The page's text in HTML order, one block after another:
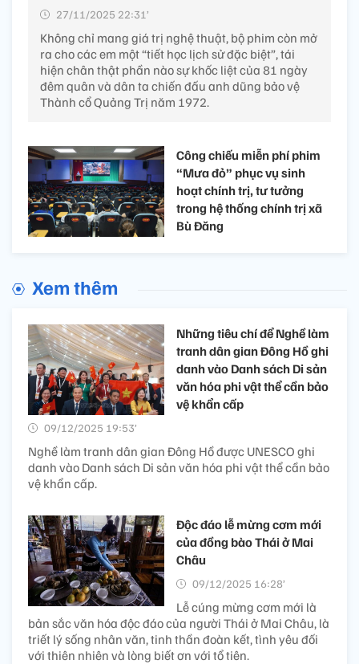
27/11/2025 22:31’
Không chỉ mang giá trị nghệ thuật, bộ phim còn mở
ra cho các em một “tiết học lịch sử đặc biệt”, tái
hiện chân thật phần nào sự khốc liệt của 81 ngày
đêm quân và dân ta chiến đấu anh dũng bảo vệ
Thành cổ Quảng Trị năm 1972.
Công chiếu miễn phí phim
“Mưa đỏ” phục vụ sinh
hoạt chính trị, tư tưởng
trong hệ thống chính trị xã
Bù Đăng
Xem thêm
Những tiêu chí để Nghề làm
tranh dân gian Đông Hồ ghi
danh vào Danh sách Di sản
văn hóa phi vật thể cần bảo
vệ khẩn cấp
09/12/2025 19:53’
Nghề làm tranh dân gian Đông Hồ được UNESCO ghi
danh vào Danh sách Di sản văn hóa phi vật thể cần bảo
vệ khẩn cấp.
Độc đáo lễ mừng cơm mới
của đồng bào Thái ở Mai
Châu
09/12/2025 16:28’
Lễ cúng mừng cơm mới là
bản sắc văn hóa độc đáo của người Thái ở Mai Châu, là
triết lý sống nhân văn, tinh thần đoàn kết, tình yêu đối
với thiên nhiên và lòng biết ơn với tổ tiên.